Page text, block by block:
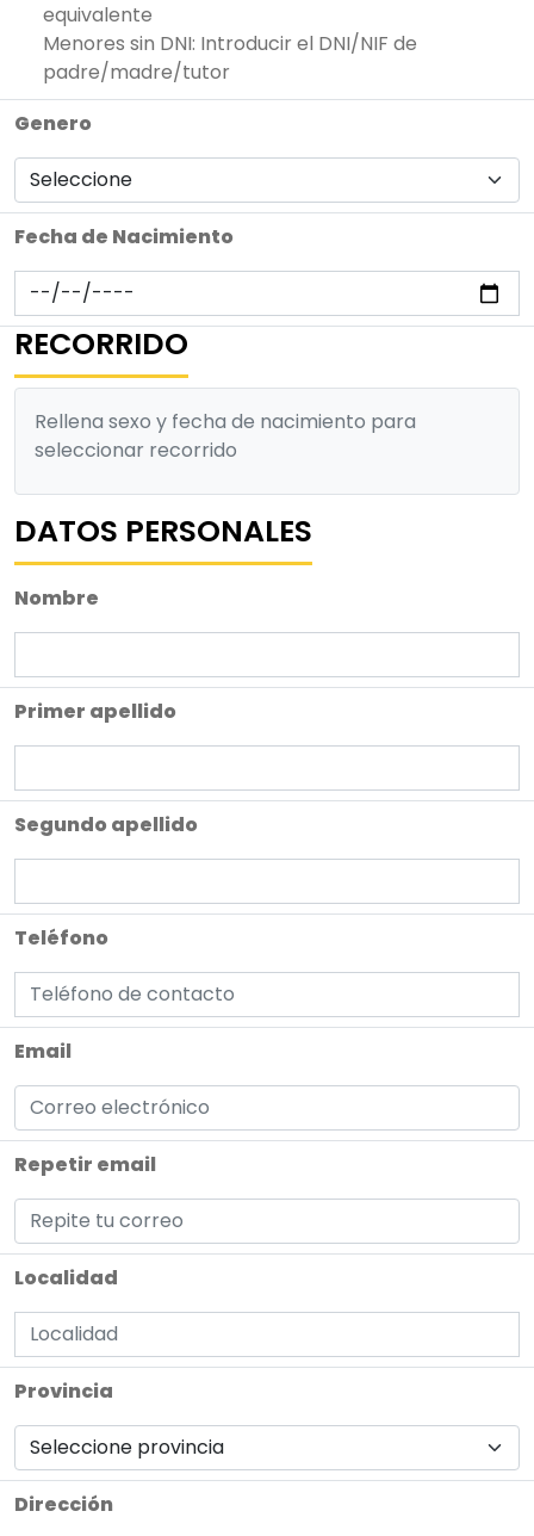
equivalente
Menores sin DNI: Introducir el DNI/NIF de
padre/madre/tutor
Genero
Fecha de Nacimiento
RECORRIDO
Rellena sexo y fecha de nacimiento para
seleccionar recorrido
DATOS PERSONALES
Nombre
Primer apellido
Segundo apellido
Teléfono
Email
Repetir email
Localidad
Provincia
Dirección